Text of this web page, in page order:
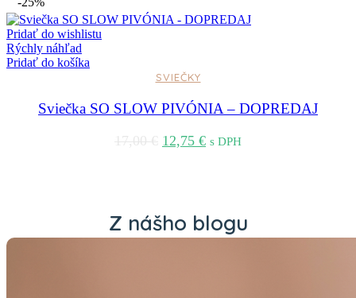
Pridať do wishlistu
Rýchly náhľad
Pridať do košíka
SVIEČKY
Sviečka SO SLOW PIVÓNIA – DOPREDAJ
12,75 € s DPH
Z nášho blogu